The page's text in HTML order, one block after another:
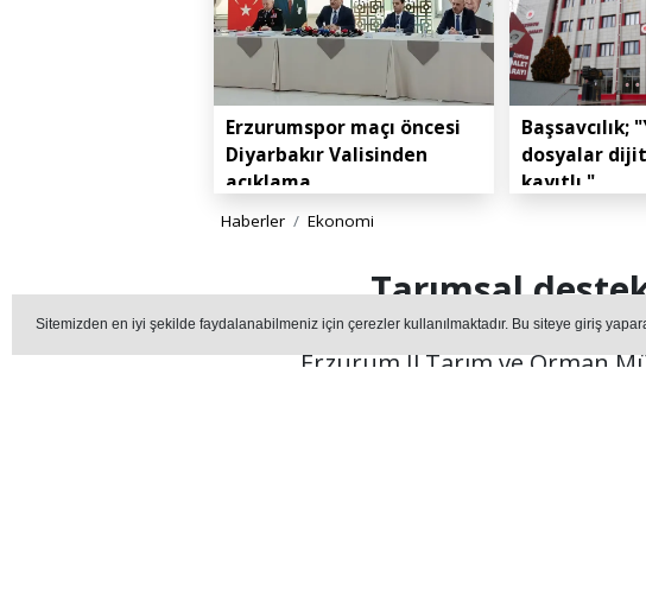
Sitemizden en iyi şekilde faydalanabilmeniz için çerezler kullanılmaktadır. Bu siteye giriş
Erzurumspor maçı öncesi
Diyarbakır Valisinden
açıklama
Başsavcılık;
dosyalar
kayıtlı."
Haberler Ekonomi
Tarımsal
Erzurum İl Tarım ve Orman